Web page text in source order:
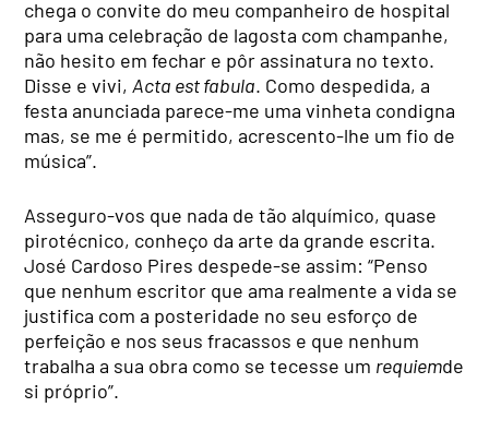
chega o convite do meu companheiro de hospital
para uma celebração de lagosta com champanhe,
não hesito em fechar e pôr assinatura no texto.
Disse e vivi,Acta est fabula. Como despedida, a
festa anunciada parece-me uma vinheta condigna
mas, se me é permitido, acrescento-lhe um fio de
música”.
Asseguro-vos que nada de tão alquímico, quase
pirotécnico, conheço da arte da grande escrita.
José Cardoso Pires despede-se assim: “Penso
que nenhum escritor que ama realmente a vida se
justifica com a posteridade no seu esforço de
perfeição e nos seus fracassos e que nenhum
trabalha a sua obra como se tecesse um requiemde
si próprio”.